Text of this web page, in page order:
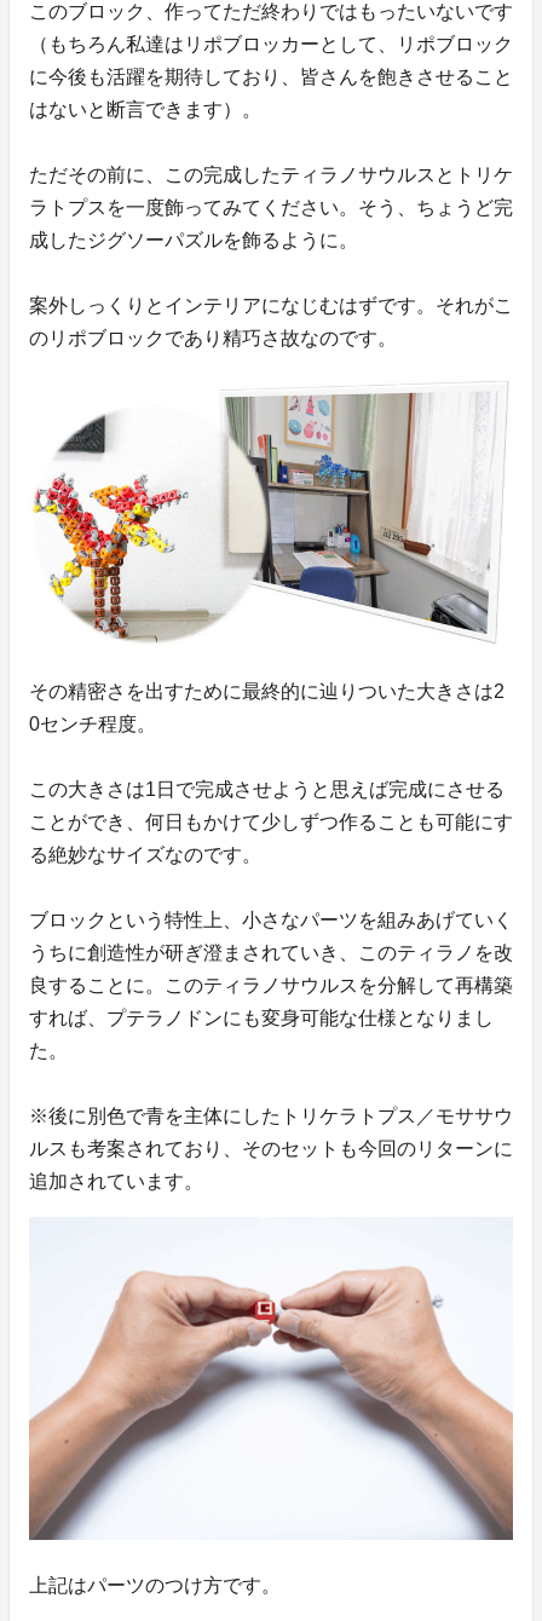
このブロック、作ってただ終わりではもったいないです
（もちろん私達はリポブロッカーとして、リポブロック
に今後も活躍を期待しており、皆さんを飽きさせること
はないと断言できます）。
ただその前に、この完成したティラノサウルスとトリケ
ラトプスを一度飾ってみてください。そう、ちょうど完
成したジグソーパズルを飾るように。
案外しっくりとインテリアになじむはずです。それがこ
のリポブロックであり精巧さ故なのです。
その精密さを出すために最終的に辿りついた大きさは2
0センチ程度。
この大きさは1日で完成させようと思えば完成にさせる
ことができ、何日もかけて少しずつ作ることも可能にす
る絶妙なサイズなのです。
ブロックという特性上、小さなパーツを組みあげていく
うちに創造性が研ぎ澄まされていき、このティラノを改
良することに。このティラノサウルスを分解して再構築
すれば、プテラノドンにも変身可能な仕様となりまし
た。
※後に別色で青を主体にしたトリケラトプス／モササウ
ルスも考案されており、そのセットも今回のリターンに
追加されています。
上記はパーツのつけ方です。